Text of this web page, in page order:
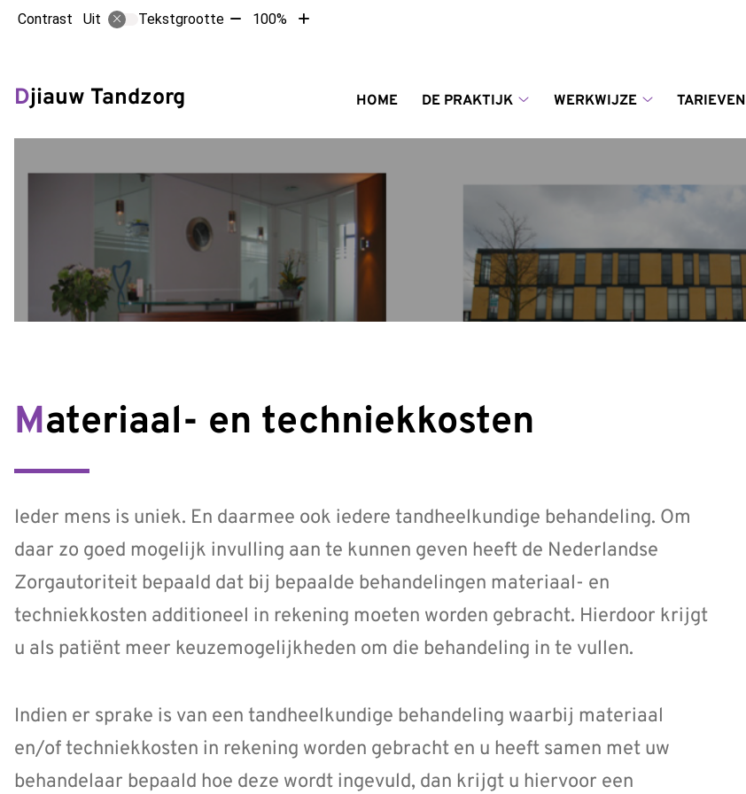
Contrast Uit Tekstgrootte Tekst100%
Tekst
Djiauw Tandzorg HOME
DE PRAKTIJK
Praktijk
WERKWIJZE
submenu
TARIEVEN
Materiaal- en techniekkosten
Ieder mens is uniek. En daarmee ook iedere tandheelkundige behandeling. Om
daar zo goed mogelijk invulling aan te kunnen geven heeft de Nederlandse
Zorgautoriteit bepaald dat bij bepaalde behandelingen materiaal- en
techniekkosten additioneel in rekening moeten worden gebracht. Hierdoor krijgt
u als patiënt meer keuzemogelijkheden om die behandeling in te vullen.
Indien er sprake is van een tandheelkundige behandeling waarbij materiaal
en/of techniekkosten in rekening worden gebracht en u heeft samen met uw
behandelaar bepaald hoe deze wordt ingevuld, dan krijgt u hiervoor een